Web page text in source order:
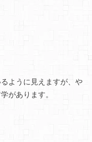
ように見えますが、や
があります。